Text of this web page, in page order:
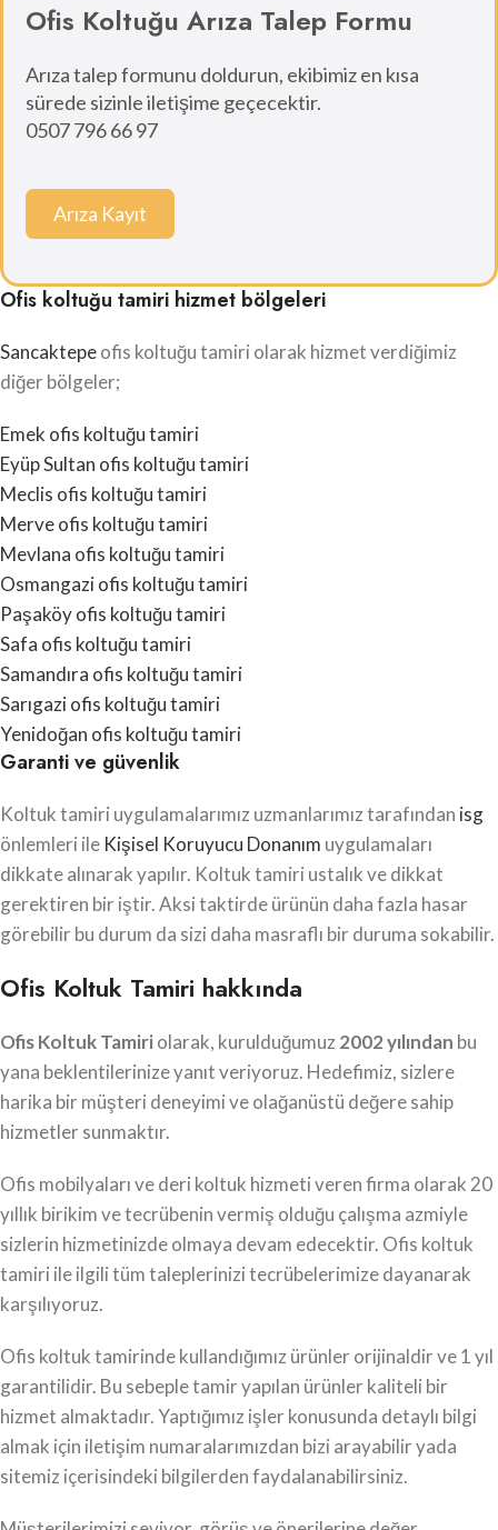
Ofis Koltuğu Arıza Talep Formu
Arıza talep formunu doldurun, ekibimiz en kısa
sürede sizinle iletişime geçecektir.
0507 796 66 97
Arıza Kayıt
Ofis koltuğu tamiri hizmet bölgeleri
Sancaktepeofis koltuğu tamiri olarak hizmet verdiğimiz
diğer bölgeler;
Emek ofis koltuğu tamiri
Eyüp Sultan ofis koltuğu tamiri
Meclis ofis koltuğu tamiri
Merve ofis koltuğu tamiri
Mevlana ofis koltuğu tamiri
Osmangazi ofis koltuğu tamiri
Paşaköy ofis koltuğu tamiri
Safa ofis koltuğu tamiri
Samandıra ofis koltuğu tamiri
Sarıgazi ofis koltuğu tamiri
Yenidoğan ofis koltuğu tamiri
Garanti ve güvenlik
Koltuk tamiri uygulamalarımız uzmanlarımız tarafından isg
önlemleri ile Kişisel Koruyucu Donanım uygulamaları
dikkate alınarak yapılır. Koltuk tamiri ustalık ve dikkat
gerektiren bir iştir. Aksi taktirde ürünün daha fazla hasar
görebilir bu durum da sizi daha masraflı bir duruma sokabilir.
Ofis Koltuk Tamiri hakkında
Ofis Koltuk Tamiriolarak, kurulduğumuz 2002 yılından bu
yana beklentilerinize yanıt veriyoruz. Hedefimiz, sizlere
harika bir müşteri deneyimi ve olağanüstü değere sahip
hizmetler sunmaktır.
Ofis mobilyaları ve deri koltuk hizmeti veren firma olarak 20
yıllık birikim ve tecrübenin vermiş olduğu çalışma azmiyle
sizlerin hizmetinizde olmaya devam edecektir. Ofis koltuk
tamiri ile ilgili tüm taleplerinizi tecrübelerimize dayanarak
karşılıyoruz.
Ofis koltuk tamirinde kullandığımız ürünler orijinaldir ve 1 yıl
garantilidir. Bu sebeple tamir yapılan ürünler kaliteli bir
hizmet almaktadır. Yaptığımız işler konusunda detaylı bilgi
almak için iletişim numaralarımızdan bizi arayabilir yada
sitemiz içerisindeki bilgilerden faydalanabilirsiniz.